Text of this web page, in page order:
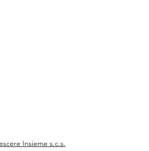
Insieme s.c.s.